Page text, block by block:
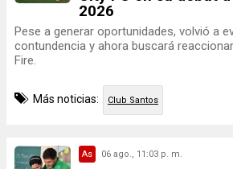
2026
Pese a generar oportunidades, volvió a
contundencia y ahora buscará
Fire.
Más noticias: Club Santos
As 06 ago., 11:03 p. m.